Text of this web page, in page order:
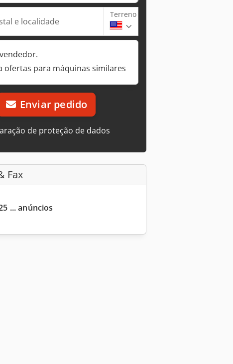
e localidade
Terreno
ofertas para máquinas similares
Enviar pedido
de proteção de dados
Fax
... anúncios